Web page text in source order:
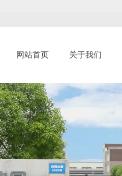
网站首页 关于我们